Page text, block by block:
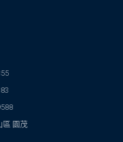
區 園茂